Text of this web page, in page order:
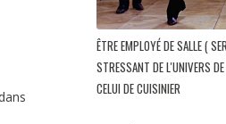
ÊTRE EMPLOYÉ DE SALLE (
STRESSANT DE L'UNIVERS
CELUI DE CUISINIER